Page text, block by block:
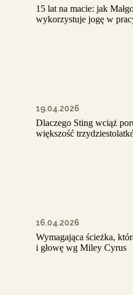
15 lat na macie: jak
wykorzystuje jogę w
19.04.2026
Dlaczego Sting wciąż
większość
16.04.2026
Wymagająca ścieżka,
i głowę wg Miley Cyrus